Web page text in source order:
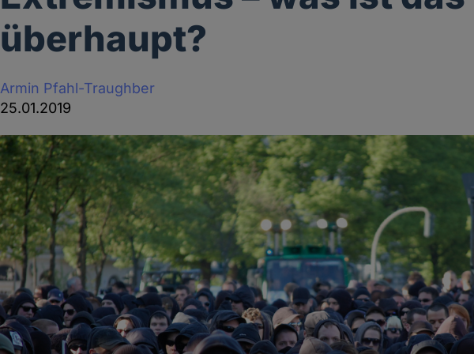
überhaupt?
Armin Pfahl-Traughber
25.01.2019